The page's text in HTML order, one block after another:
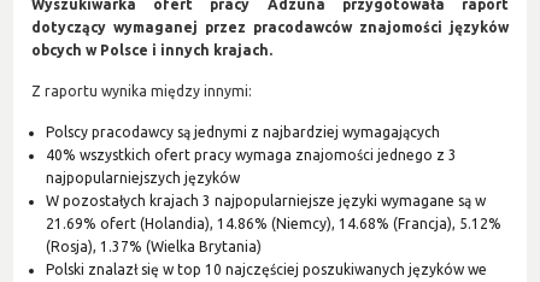
Wyszukiwarka ofert pracy Adzuna przygotowała raport
dotyczący wymaganej przez pracodawców znajomości języków
obcych w Polsce i innych krajach.
Z raportu wynika między innymi:
Polscy pracodawcy są jednymi z najbardziej wymagających
40% wszystkich ofert pracy wymaga znajomości jednego z 3
najpopularniejszych języków
W pozostałych krajach 3 najpopularniejsze języki wymagane są w
21.69% ofert (Holandia), 14.86% (Niemcy), 14.68% (Francja), 5.12%
(Rosja), 1.37% (Wielka Brytania)
Polski znalazł się w top 10 najczęściej poszukiwanych języków we